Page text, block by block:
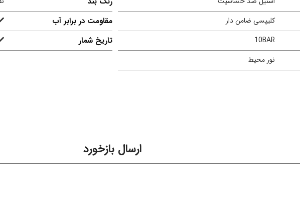
کلیپسی ضامن دار
مقاومت در برابر آب
10BAR
تاریخ شمار
نور محیط
ارسال بازخورد